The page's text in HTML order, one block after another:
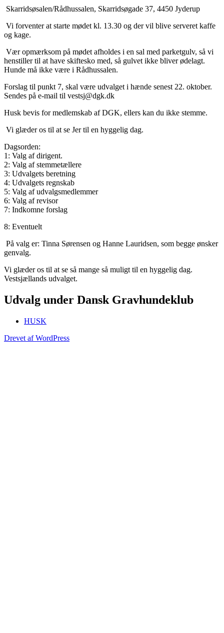
Skarridsøsalen/Rådhussalen, Skarridsøgade 37, 4450 Jyderup
Vi forventer at starte mødet kl. 13.30 og der vil blive serveret kaffe
og kage.
Vær opmærksom på mødet afholdes i en sal med parketgulv, så vi
henstiller til at have skiftesko med, så gulvet ikke bliver ødelagt.
Hunde må ikke være i Rådhussalen.
Forslag til punkt 7, skal være udvalget i hænde senest 22. oktober.
Sendes på e-mail til vestsj@dgk.dk
Husk bevis for medlemskab af DGK, ellers kan du ikke stemme.
Vi glæder os til at se Jer til en hyggelig dag.
Dagsorden:
1: Valg af dirigent.
2: Valg af stemmetællere
3: Udvalgets beretning
4: Udvalgets regnskab
5: Valg af udvalgsmedlemmer
6: Valg af revisor
7: Indkomne forslag
8: Eventuelt
På valg er: Tinna Sørensen og Hanne Lauridsen, som begge ønsker
genvalg.
Vi glæder os til at se så mange så muligt til en hyggelig dag.
Vestsjællands udvalget.
Udvalg under Dansk Gravhundeklub
HUSK
Drevet af WordPress